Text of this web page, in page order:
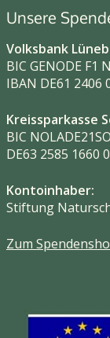
Unsere
Volksbank
BIC GENODE F1
IBAN DE61 2406
Kreissparkasse
BIC
DE63 2585 1660
Kontoinhaber:
Stiftung
Zum